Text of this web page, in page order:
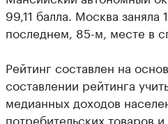
99,11 балла. Москва
последнем, 85-м, месте в
Рейтинг составлен на
составлении рейтинга
медианных доходов
потребительских товаров